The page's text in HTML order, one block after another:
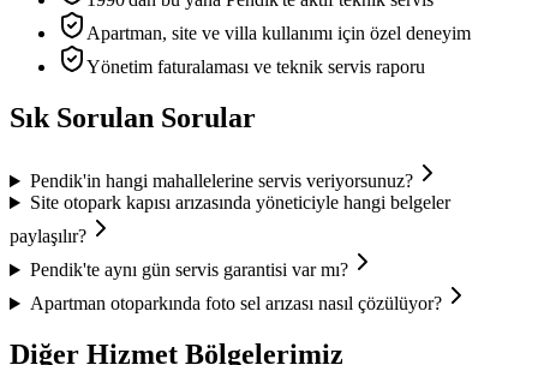
Apartman, site ve villa kullanımı için özel deneyim
Yönetim faturalaması ve teknik servis raporu
Sık Sorulan Sorular
Pendik'in hangi mahallelerine servis veriyorsunuz?
Site otopark kapısı arızasında yöneticiyle hangi belgeler
paylaşılır?
Pendik'te aynı gün servis garantisi var mı?
Apartman otoparkında foto sel arızası nasıl çözülüyor?
Diğer Hizmet Bölgelerimiz